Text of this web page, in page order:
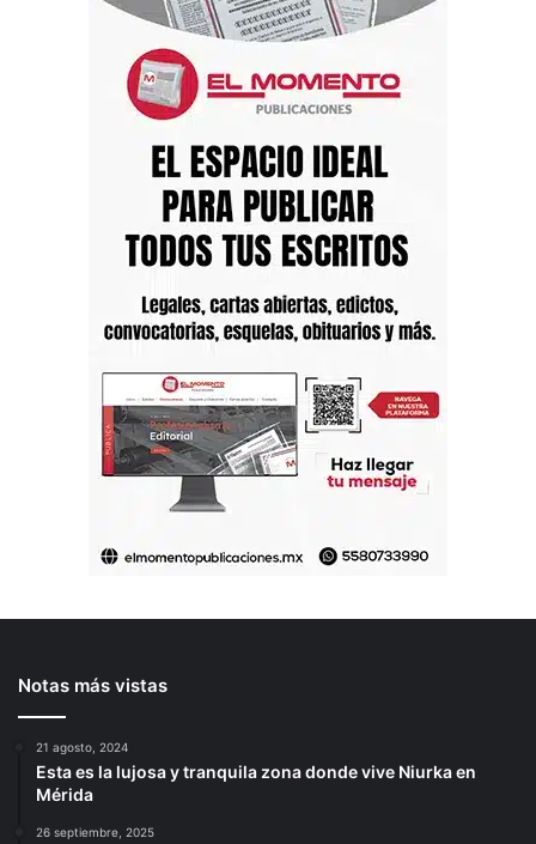
Notas más vistas
21 agosto, 2024
Esta es la lujosa y tranquila zona donde vive Niurka en
Mérida
26 septiembre, 2025